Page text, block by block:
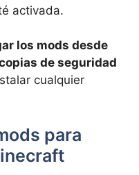
activada.
los mods desde
de seguridad
cualquier
para